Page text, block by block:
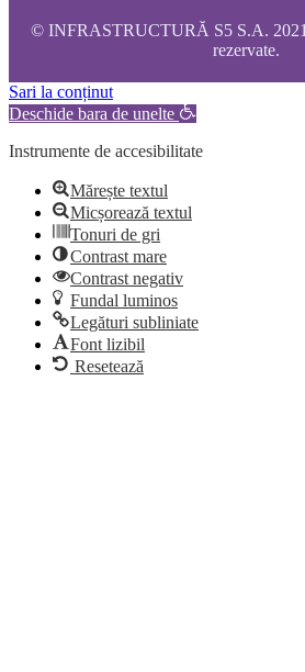
© INFRASTRUCTURĂ S5 S.A.
rezervate.
Sari la conținut
Deschide bara de unelte
Instrumente de accesibilitate
Mărește textul
Micșorează textul
Tonuri de gri
Contrast mare
Contrast negativ
Fundal luminos
Legături subliniate
Font lizibil
Resetează